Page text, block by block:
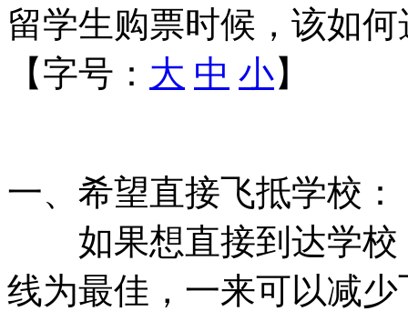
留学生购票时候，该如
【字号： 大 中 小】
一、希望直接飞抵学校：
如果想直接到达学校
线为最佳，一来可以减